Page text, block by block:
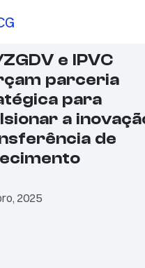
e IPVC
parceria
para
a
de
2025